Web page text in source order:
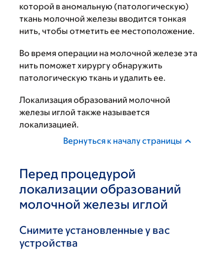
которой в аномальную (патологическую)
ткань молочной железы вводится тонкая
нить, чтобы отметить ее местоположение.
Во время операции на молочной железе эта
нить поможет хирургу обнаружить
патологическую ткань и удалить ее.
Локализация образований молочной
железы иглой также называется
локализацией.
Вернуться к началу страницы
Перед процедурой
локализации образований
молочной железы иглой
Снимите установленные у вас
устройства